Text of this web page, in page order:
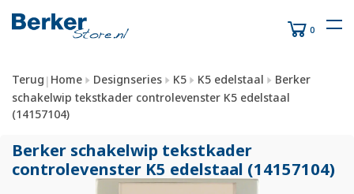
0
Terug | Home Designseries K5 K5 edelstaal
Berker
schakelwip tekstkader controlevenster K5 edelstaal
(14157104)
Berker schakelwip tekstkader
controlevenster K5 edelstaal (14157104)